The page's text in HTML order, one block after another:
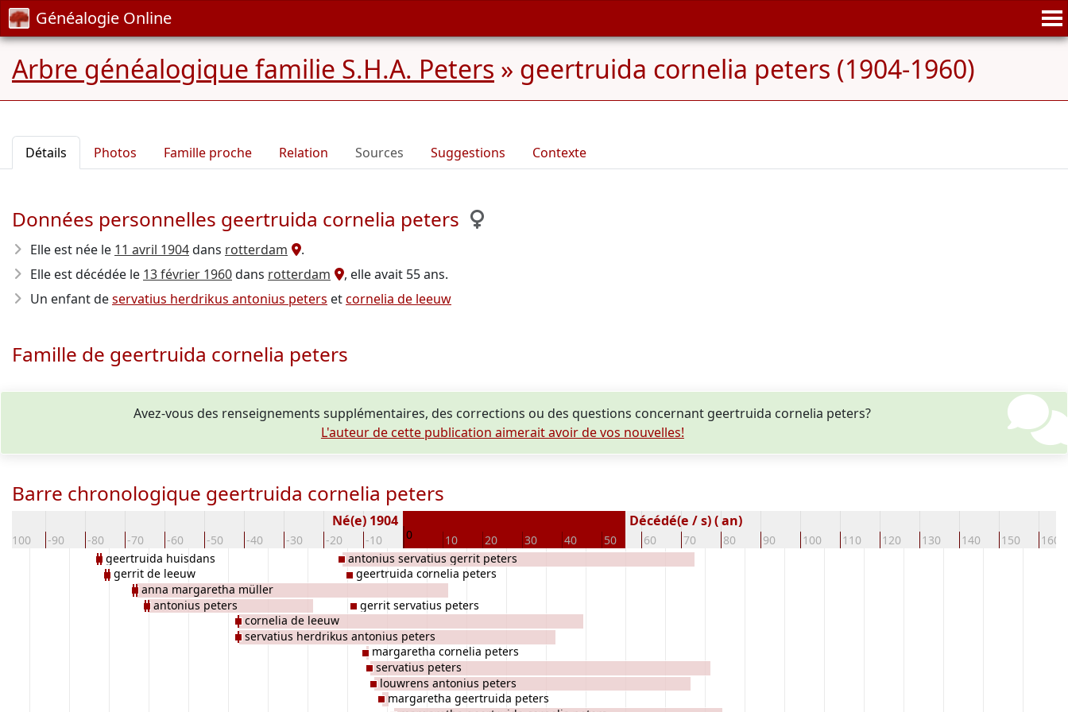
Généalogie Online
Arbre généalogique familie S.H.A. Peters » geertruida cornelia peters (1904-1960)
Détails Photos Famille proche Relation Sources Suggestions Contexte
Données personnelles geertruida cornelia peters
Elle est née le 11 avril 1904dans rotterdam
.
Elle est décédée le 13 février 1960dans rotterdam
, elle avait 55 ans.
Un enfant deservatius herdrikus antonius peters etcornelia de leeuw
Famille de geertruida cornelia peters
Avez-vous des renseignements supplémentaires, des corrections ou des questions concernant geertruida cornelia peters?
L'auteur de cette publication aimerait avoir de vos nouvelles!
Barre chronologique geertruida cornelia peters
-100 -90 -80 -70 -60 -50 -40 -30 -20 -10 0 10 20 30 40 50 60 70 80 90 100 110 120 130 140 150 160
Né(e) 1904 Décédé(e / s) ( an)
geertruida huisdans
gerrit de leeuw
anna margaretha müller
antonius peters
cornelia de leeuw
servatius herdrikus antonius peters
antonius servatius gerrit peters
geertruida cornelia peters
gerrit servatius peters
margaretha cornelia peters
servatius peters
louwrens antonius peters
margaretha geertruida peters